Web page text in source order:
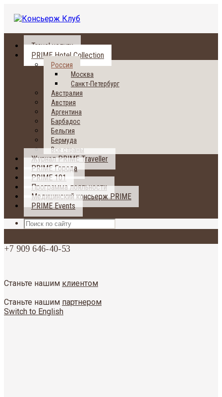
Travel услуги
PRIME Hotel Collection
Россия
Москва
Санкт-Петербург
Австралия
Австрия
Аргентина
Барбадос
Бельгия
Бермуда
Все страны
Журнал PRIME Traveller
PRIME Города
PRIME 101
Программа лояльности
Медицинский консьерж PRIME
PRIME Events
+7 909 646-40-53
Станьте нашим клиентом
Станьте нашим партнером
Switch to English